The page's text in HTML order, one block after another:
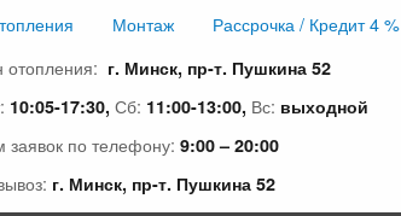
Монтаж Рассрочка / Кредит 4 %
отопления: г. Минск, пр-т. Пушкина 52
10:05-17:30, Сб: 11:00-13:00, Вс: выходной
заявок по телефону: 9:00 – 20:00
г. Минск, пр-т. Пушкина 52